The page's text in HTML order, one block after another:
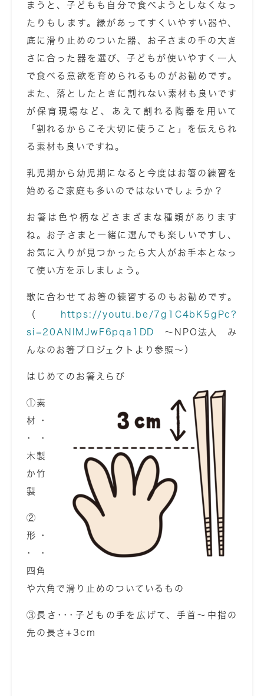
まうと、子どもも自分で食べようとしなくなっ
たりもします。縁があってすくいやすい器や、
底に滑り止めのついた器、お子さまの手の大き
さに合った器を選び、子どもが使いやすく一人
で食べる意欲を育められるものがお勧めです。
また、落としたときに割れない素材も良いです
が保育現場など、あえて割れる陶器を用いて
「割れるからこそ大切に使うこと」を伝えられ
る素材も良いですね。
乳児期から幼児期になると今度はお箸の練習を
始めるご家庭も多いのではないでしょうか？
お箸は色や柄などさまざまな種類があります
ね。お子さまと一緒に選んでも楽しいですし、
お気に入りが見つかったら大人がお手本となっ
て使い方を示しましょう。
歌に合わせてお箸の練習するのもお勧めです。
（
https://youtu.be/7g1C4bK5gPc?
si=20ANIMJwF6pqa1DD
～NPO法人 み
んなのお箸プロジェクトより参照～）
はじめてのお箸えらび
①素
材･
･･
木製
か竹
製
②
形･
･･
四角
や六角で滑り止めのついているもの
③長さ･･･子どもの手を広げて、手首～中指の
先の長さ+3cm